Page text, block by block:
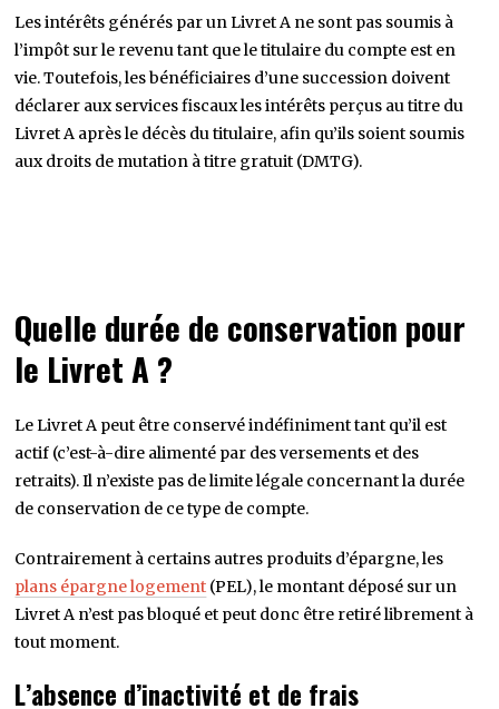
Les intérêts générés par un Livret A ne sont pas soumis à
l’impôt sur le revenu tant que le titulaire du compte est en
vie. Toutefois, les bénéficiaires d’une succession doivent
déclarer aux services fiscaux les intérêts perçus au titre du
Livret A après le décès du titulaire, afin qu’ils soient soumis
aux droits de mutation à titre gratuit (DMTG).
Quelle durée de conservation pour
le Livret A ?
Le Livret A peut être conservé indéfiniment tant qu’il est
actif (c’est-à-dire alimenté par des versements et des
retraits). Il n’existe pas de limite légale concernant la durée
de conservation de ce type de compte.
Contrairement à certains autres produits d’épargne, les
plans épargne logement (PEL), le montant déposé sur un
Livret A n’est pas bloqué et peut donc être retiré librement à
tout moment.
L’absence d’inactivité et de frais